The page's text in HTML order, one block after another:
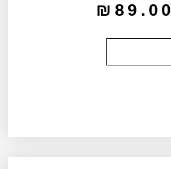
₪ 89.00